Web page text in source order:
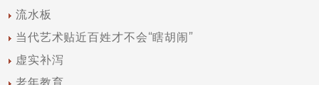
流水板
当代艺术贴近百姓才不会“瞎胡闹”
虚实补泻